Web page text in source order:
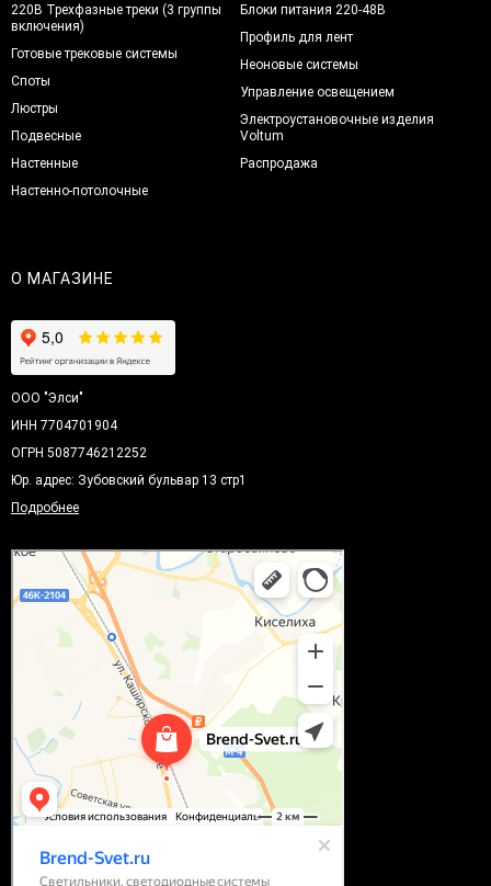
220В Трехфазные треки (3 группы
включения)
Готовые трековые системы
Споты
Люстры
Подвесные
Настенные
Настенно-потолочные
Блоки питания 220-48В
Профиль для лент
Неоновые системы
Управление освещением
Электроустановочные изделия
Voltum
Распродажа
О МАГАЗИНЕ
ООО "Элси"
ИНН 7704701904
ОГРН 5087746212252
Юр. адрес: Зубовский бульвар 13 стр1
Подробнее